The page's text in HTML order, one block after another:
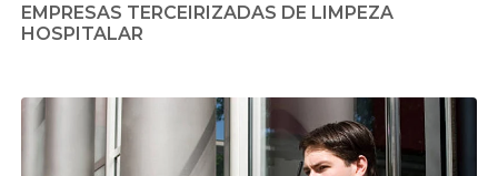
EMPRESAS TERCEIRIZADAS DE LIMPEZA
HOSPITALAR